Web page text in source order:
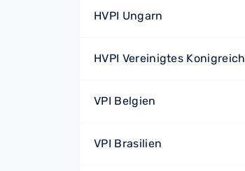
HVPI Ungarn
HVPI Vereinigtes Konigreich
VPI Belgien
VPI Brasilien